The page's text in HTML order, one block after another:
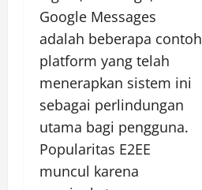
Google Messages
adalah beberapa contoh
platform yang telah
menerapkan sistem ini
sebagai perlindungan
utama bagi pengguna.
Popularitas E2EE
muncul karena